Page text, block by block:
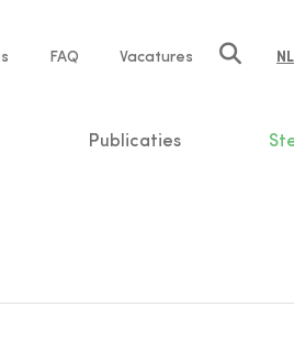
FAQ Vacatures NL
Publicaties